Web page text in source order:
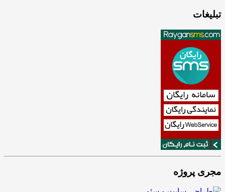
تبلیغات
مجری پروژه